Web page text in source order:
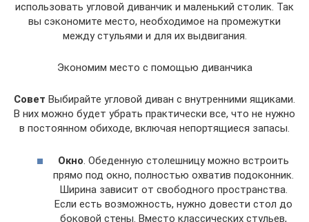
использовать угловой диванчик и маленький столик. Так
вы сэкономите место, необходимое на промежутки
между стульями и для их выдвигания.
Экономим место с помощью диванчика
Совет Выбирайте угловой диван с внутренними ящиками.
В них можно будет убрать практически все, что не нужно
в постоянном обиходе, включая непортящиеся запасы.
Окно . Обеденную столешницу можно встроить
прямо под окно, полностью охватив подоконник.
Ширина зависит от свободного пространства.
Если есть возможность, нужно довести стол до
боковой стены. Вместо классических стульев,